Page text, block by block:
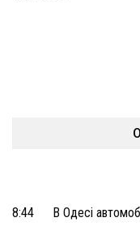
8:44 В Одесі